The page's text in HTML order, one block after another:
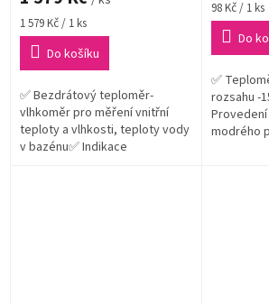
Měrná
cena:
1 579 Kč / 1 ks
Do košíku
✅ Bezdrátový teploměr-
vlhkoměr pro měření vnitřní
teploty a vlhkosti, teploty vody
v bazénu✅ Indikace
z
hvězdiček.
Měrná
cena:
98 Kč / 1 ks
Do
✅
rozsahu -
modrého